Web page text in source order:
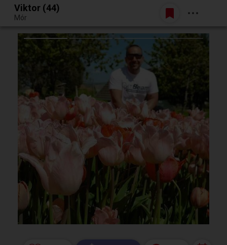
Egy jó randiból bármi lehet.
Belépés
Viktor (44)
Mór